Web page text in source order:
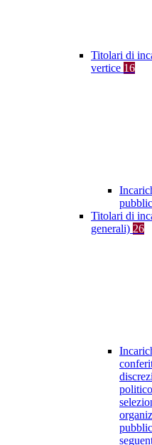
Titolari di
vertice 16
Titolari di
generali) 26